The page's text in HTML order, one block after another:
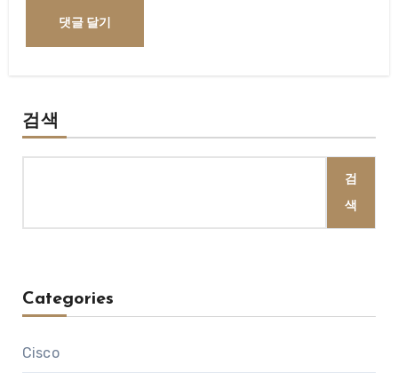
검색
검
색
Categories
Cisco